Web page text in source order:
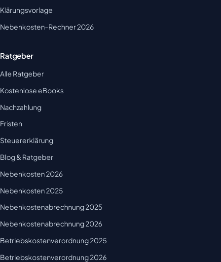
Klärungsvorlage
Nebenkosten-Rechner 2026
Ratgeber
Alle Ratgeber
Kostenlose eBooks
Nachzahlung
Fristen
Steuererklärung
Blog & Ratgeber
Nebenkosten 2026
Nebenkosten 2025
Nebenkostenabrechnung 2025
Nebenkostenabrechnung 2026
Betriebskostenverordnung 2025
Betriebskostenverordnung 2026